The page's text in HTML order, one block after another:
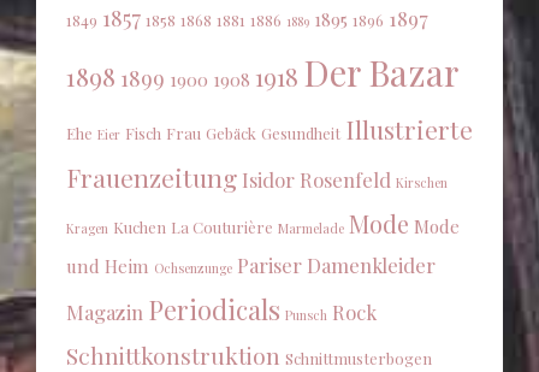
1849 1857 1858 1868 1881 1886 1889 1895 1896 1897
1898 1899 1900 1908 1918 Der Bazar
Ehe Eier Fisch Frau Gebäck Gesundheit Illustrierte
Frauenzeitung Isidor Rosenfeld Kirschen
Kragen Kuchen La Couturière Marmelade Mode Mode
und Heim Ochsenzunge Pariser Damenkleider
Magazin Periodicals Punsch Rock
Schnittkonstruktion Schnittmusterbogen